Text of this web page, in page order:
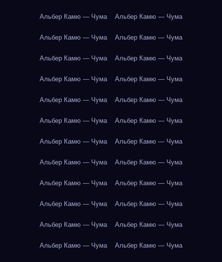
Альбер Камю — Чума Альбер Камю — Чума
Альбер Камю — Чума Альбер Камю — Чума
Альбер Камю — Чума Альбер Камю — Чума
Альбер Камю — Чума Альбер Камю — Чума
Альбер Камю — Чума Альбер Камю — Чума
Альбер Камю — Чума Альбер Камю — Чума
Альбер Камю — Чума Альбер Камю — Чума
Альбер Камю — Чума Альбер Камю — Чума
Альбер Камю — Чума Альбер Камю — Чума
Альбер Камю — Чума Альбер Камю — Чума
Альбер Камю — Чума Альбер Камю — Чума
Альбер Камю — Чума Альбер Камю — Чума